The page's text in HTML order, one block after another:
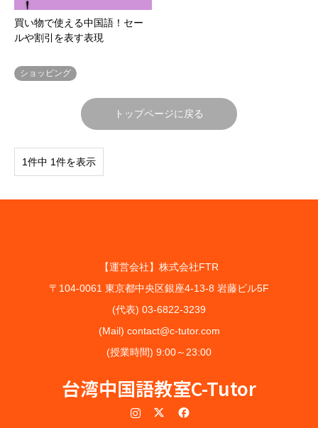
買い物で使える中国語！セー
ルや割引を表す表現
ショッピング
トップページに戻る
1件中 1件を表示
【運営会社】株式会社FTR
〒104-0061 東京都中央区銀座4-13-8 岩藤ビル5F
(代表) 03-6822-3239
(Mail) contact@c-tutor.com
(授業時間) 9:00～23:00
台湾中国語教室C-Tutor